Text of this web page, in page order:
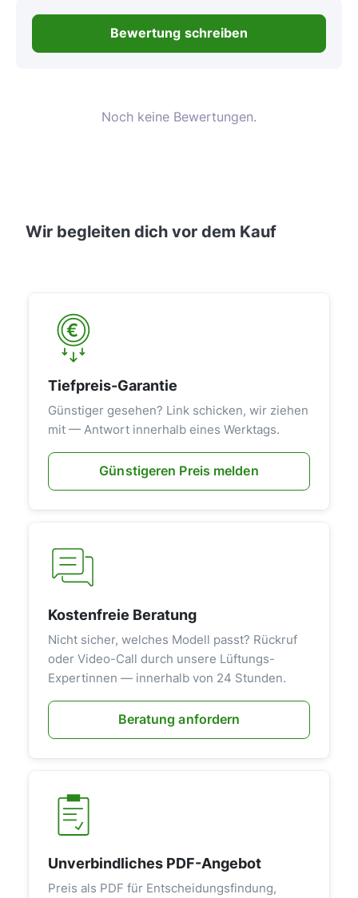
Bewertung schreiben
Noch keine Bewertungen.
Wir begleiten dich vor dem Kauf
Tiefpreis-Garantie
Günstiger gesehen? Link schicken, wir ziehen
mit — Antwort innerhalb eines Werktags.
Günstigeren Preis melden
Kostenfreie Beratung
Nicht sicher, welches Modell passt? Rückruf
oder Video-Call durch unsere Lüftungs-
Expertinnen — innerhalb von 24 Stunden.
Beratung anfordern
Unverbindliches PDF-Angebot
Preis als PDF für Entscheidungsfindung,